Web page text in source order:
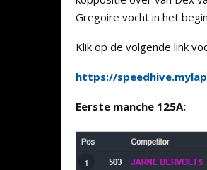
Gregoire vocht in het
Klik op de volgende link
https://
Eerste manche 125A: